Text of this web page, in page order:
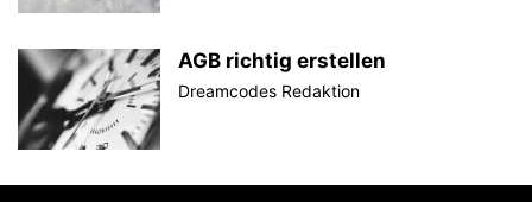
AGB richtig erstellen
Dreamcodes Redaktion